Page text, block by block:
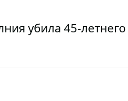
убила 45-